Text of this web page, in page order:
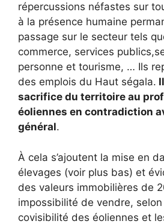
répercussions néfastes sur
à la présence humaine
passage sur le secteur tels
commerce, services
personne et tourisme, … Ils
des emplois du Haut ségala.
sacrifice du territoire au
éoliennes en contradiction
général.
À cela s’ajoutent la mise en
élevages (voir plus bas) et
des valeurs immobilières de
impossibilité de vendre, selon
covisibilité des éoliennes et